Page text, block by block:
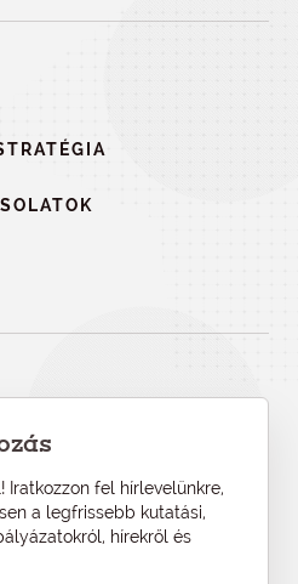
Iratkozzon fel hírlevelünkre,
a legfrissebb kutatási,
hírekről és